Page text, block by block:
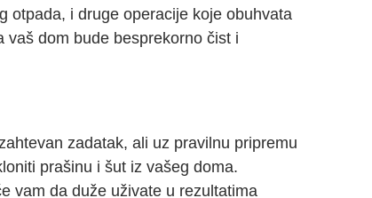
otpada, i druge operacije koje obuhvata
vaš dom bude besprekorno čist i
zadatak, ali uz pravilnu pripremu
prašinu i šut iz vašeg doma.
vam da duže uživate u rezultatima